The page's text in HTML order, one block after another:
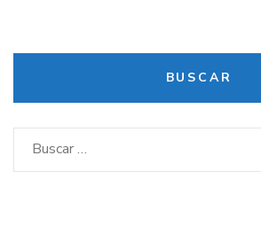
BUSCAR
Buscar: